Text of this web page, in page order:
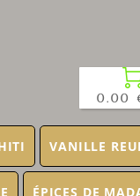
0.00
VANILLE
ÉPICES DE